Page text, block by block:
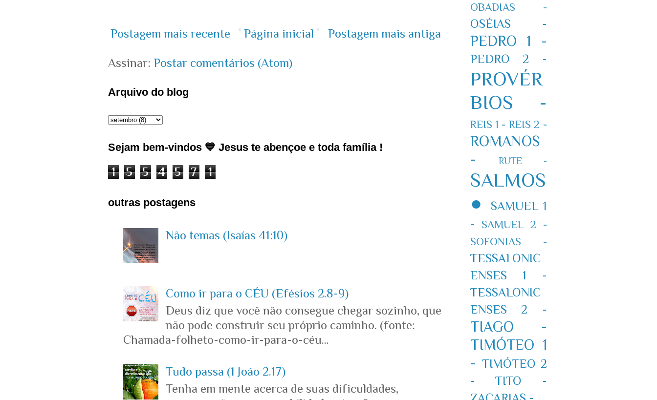
Postagem mais recente Postagem mais antiga
Página inicial
Assinar: Postar comentários (Atom)
Arquivo do blog
Sejam bem-vindos 💙 Jesus te abençoe e toda família !
1 5 5 4 5 7 1
outras postagens
Não temas (Isaías 41:10)
Como ir para o CÉU (Efésios 2.8-9)
Deus diz que você não consegue chegar sozinho, que
não pode construir seu próprio caminho. (fonte:
Chamada-folheto-como-ir-para-o-céu...
Tudo passa (1 João 2.17)
Tenha em mente acerca de suas dificuldades,
OBADIAS -
OSÉIAS -
PEDRO 1 -
PEDRO 2 -
PROVÉR
BIOS -
REIS 1 - REIS 2 -
ROMANOS
-
RUTE -
SALMOS
●
SAMUEL 1
-
SAMUEL 2 -
SOFONIAS -
TESSALONIC
ENSES 1 -
TESSALONIC
ENSES 2 -
TIAGO -
TIMÓTEO 1
- TIMÓTEO 2
-
TITO -